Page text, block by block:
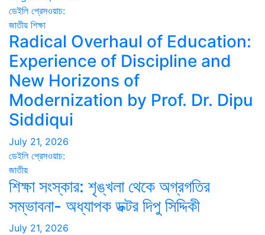
ডেইলি প্রেসওয়াচ:
জাতীয় শিক্ষা
Radical Overhaul of Education:
Experience of Discipline and
New Horizons of
Modernization by Prof. Dr. Dipu
Siddiqui
July 21, 2026
ডেইলি প্রেসওয়াচ:
জাতীয়
শিক্ষা সংস্কার: শৃঙ্খলা থেকে অগ্রগতির
সম্ভাবনা- অধ্যাপক ডক্টর দিপু সিদ্দিকী
July 21, 2026